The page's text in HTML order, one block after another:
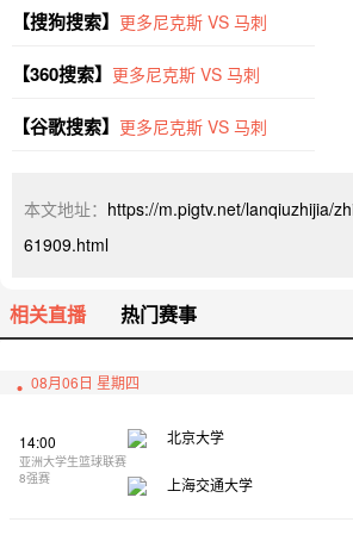
【搜狗搜索】 更多尼克斯 VS 马刺
【360搜索】 更多尼克斯 VS 马刺
【谷歌搜索】 更多尼克斯 VS 马刺
本文地址： https://m.pigtv.net/lanqiuzhijia/
61909.html
相关直播 热门赛事
08月06日 星期四
14:00
亚洲大学生篮球联赛
8强赛
北京大学
上海交通大学